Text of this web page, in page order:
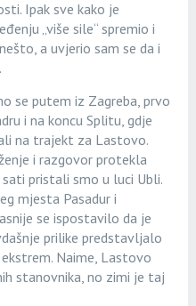
Ipak sve kako je
„više sile“ spremio i
a uvjerio sam se da i
se putem iz Zagreba, prvo
i na koncu Splitu, gdje
na trajekt za Lastovo.
i razgovor protekla
pristali smo u luci Ubli.
mjesta Pasadur i
se ispostavilo da je
prilike predstavljalo
Naime, Lastovo
stanovnika, no zimi je taj